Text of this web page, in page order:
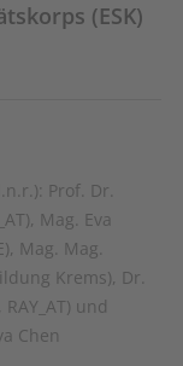
(ESK)
Prof. Dr.
Mag. Eva
Mag. Mag.
Krems), Dr.
und
Chen